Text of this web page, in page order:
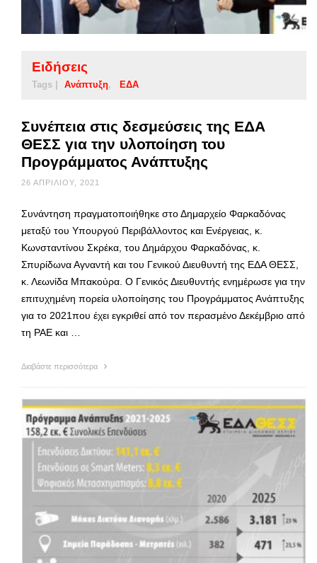
Ειδήσεις
Tags | Ανάπτυξη ΕΔΑ
Συνέπεια στις δεσμεύσεις της ΕΔΑ
ΘΕΣΣ για την υλοποίηση του
Προγράμματος Ανάπτυξης
26 ΑΠΡΙΛΊΟΥ, 2021
Συνάντηση πραγματοποιήθηκε στο Δημαρχείο Φαρκαδόνας
μεταξύ του Υπουργού Περιβάλλοντος και Ενέργειας, κ.
Κωνσταντίνου Σκρέκα, του Δημάρχου Φαρκαδόνας, κ.
Σπυρίδωνα Αγναντή και του Γενικού Διευθυντή της ΕΔΑ ΘΕΣΣ,
κ. Λεωνίδα Μπακούρα. Ο Γενικός Διευθυντής ενημέρωσε για την
επιτυχημένη πορεία υλοποίησης του Προγράμματος Ανάπτυξης
για το 2021που έχει εγκριθεί από τον περασμένο Δεκέμβριο από
τη ΡΑΕ και …
Διαβάστε περισσότερα